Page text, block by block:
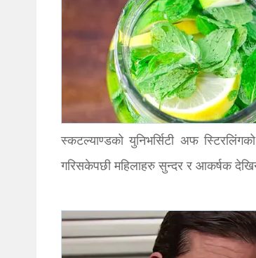
स्कटल्याण्डको युनिभर्सिटी अफ
गरिसकेपछी महिलाहरु सुन्दर र आकर्षक